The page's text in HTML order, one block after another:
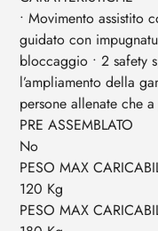
carrello
• Movimento assistito
guidato con
bloccaggio • 2 safety
l’ampliamento della
persone allenate che
PRE ASSEMBLATO
No
PESO MAX
120 Kg
PESO MAX